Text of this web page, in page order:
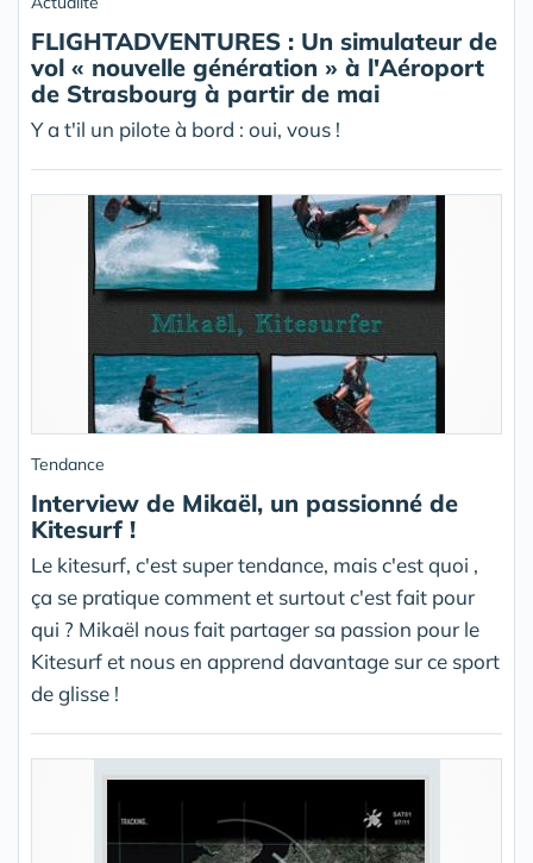
FLIGHTADVENTURES : Un simulateur de
vol « nouvelle génération » à l'Aéroport
de Strasbourg à partir de mai
Y a t'il un pilote à bord : oui, vous !
Tendance
Interview de Mikaël, un passionné de
Kitesurf !
Le kitesurf, c'est super tendance, mais c'est quoi ,
ça se pratique comment et surtout c'est fait pour
qui ? Mikaël nous fait partager sa passion pour le
Kitesurf et nous en apprend davantage sur ce sport
de glisse !